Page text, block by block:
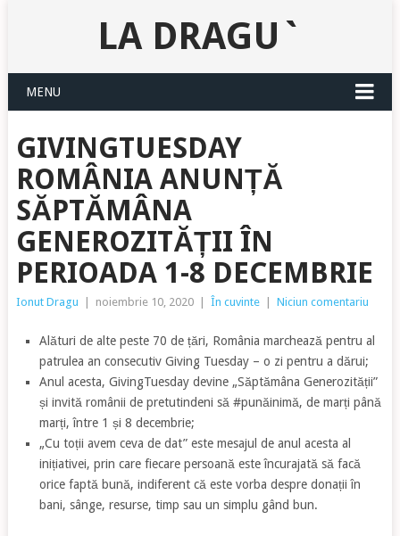
LA DRAGU`
MENU
GIVINGTUESDAY
ROMÂNIA ANUNȚĂ
SĂPTĂMÂNA
GENEROZITĂȚII ÎN
PERIOADA 1-8 DECEMBRIE
Ionut Dragu noiembrie 10, 2020 În cuvinte Niciun comentariu
Alături de alte peste 70 de țări, România marchează pentru al
patrulea an consecutiv Giving Tuesday – o zi pentru a dărui;
Anul acesta, GivingTuesday devine „Săptămâna Generozității”
și invită românii de pretutindeni să #punăinimă, de marți până
marți, între 1 și 8 decembrie;
„Cu toții avem ceva de dat” este mesajul de anul acesta al
inițiativei, prin care fiecare persoană este încurajată să facă
orice faptă bună, indiferent că este vorba despre donații în
bani, sânge, resurse, timp sau un simplu gând bun.